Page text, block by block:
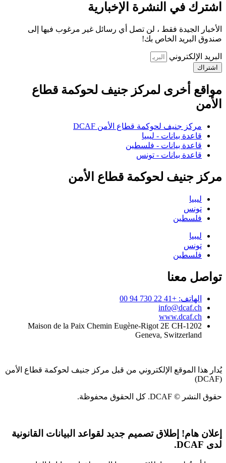
اشترك في النشرة الإخبارية
الأخبار الجيدة فقط ، لن تصل أي رسائل غير مرغوب فيها إلى
صندوق البريد الخاص بك!
البريد الإلكتروني
اشتراك
مواقع أخرى لمركز جنيف لحوكمة قطاع
الأمن
مركز جنيف لحوكمة قطاع الأمن DCAF
قاعدة بيانات - ليبيا
قاعدة بيانات - فلسطين
قاعدة بيانات - تونس
مركز جنيف لحوكمة قطاع الأمن
ليبيا
تونس
فلسطين
ليبيا
تونس
فلسطين
تواصل معنا
الهاتف: +41 22 730 94 00
info@dcaf.ch
www.dcaf.ch
Maison de la Paix Chemin Eugène-Rigot 2E CH-1202
Geneva, Switzerland
يُدار هذا الموقع الإلكتروني من قبل مركز جنيف لحوكمة قطاع الأمن
(DCAF)
حقوق النشر © DCAF. كل الحقوق محفوظة.
إعلان هام! إطلاق تصميم جديد لقواعد البيانات القانونية
لدى DCAF.